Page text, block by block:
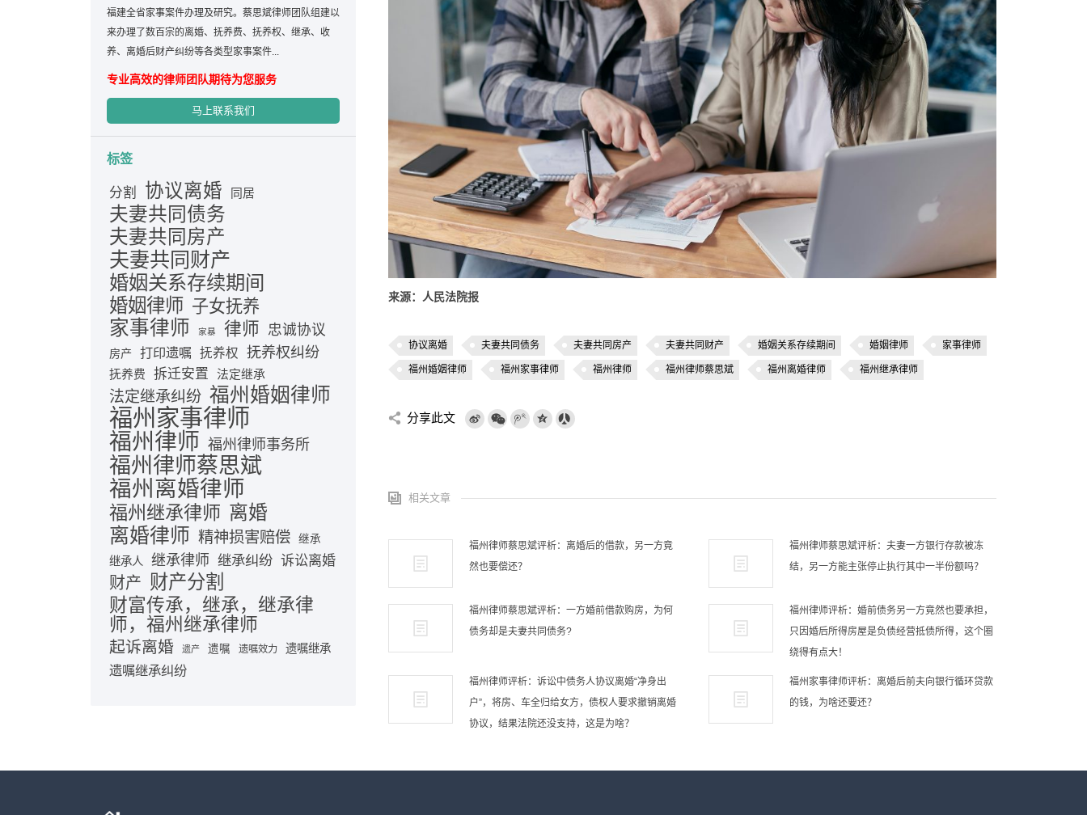
来源：人民法院报
协议离婚 夫妻共同债务 夫妻共同房产 夫妻共同财产 婚姻关系存续期间 婚姻律师 家事律师
福州婚姻律师 福州家事律师 福州律师 福州律师蔡思斌 福州离婚律师 福州继承律师
分享此文
相关文章
福州律师蔡思斌评析：离婚后的借款，另一方竟
然也要偿还？
福州律师蔡思斌评析：夫妻一方银行存款被冻
结，另一方能主张停止执行其中一半份额吗？
福州律师蔡思斌评析：一方婚前借款购房，为何
债务却是夫妻共同债务?
福州律师评析：婚前债务另一方竟然也要承担，
只因婚后所得房屋是负债经营抵债所得，这个圈
绕得有点大！
福州律师评析：诉讼中债务人协议离婚“净身出
户”，将房、车全归给女方，债权人要求撤销离婚
协议，结果法院还没支持，这是为啥？
福州家事律师评析：离婚后前夫向银行循环贷款
的钱，为啥还要还？
福建全省家事案件办理及研究。蔡思斌律师团队组建以
来办理了数百宗的离婚、抚养费、抚养权、继承、收
养、离婚后财产纠纷等各类型家事案件...
专业高效的律师团队期待为您服务
马上联系我们
标签
分割 协议离婚 同居
夫妻共同债务
夫妻共同房产
夫妻共同财产
婚姻关系存续期间
婚姻律师 子女抚养
家事律师 家暴 律师 忠诚协议
房产 打印遗嘱 抚养权 抚养权纠纷
抚养费 拆迁安置 法定继承
法定继承纠纷 福州婚姻律师
福州家事律师
福州律师 福州律师事务所
福州律师蔡思斌
福州离婚律师
福州继承律师 离婚
离婚律师 精神损害赔偿 继承
继承人 继承律师 继承纠纷 诉讼离婚
财产 财产分割
财富传承，继承，继承律
师，福州继承律师
起诉离婚 遗产 遗嘱 遗嘱效力 遗嘱继承
遗嘱继承纠纷